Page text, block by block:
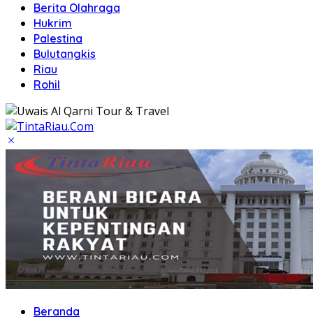
Berita Olahraga
Hukrim
Palestina
Bulutangkis
Riau
Rohil
Beranda